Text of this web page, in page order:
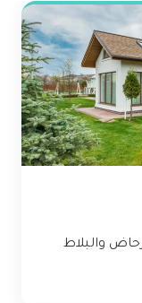
والبلاط